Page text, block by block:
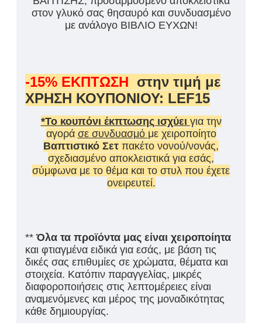
στον γλυκό σας θησαυρό και συνδυασμένο
με ανάλογο ΒΙΒΛΙΟ ΕΥΧΩΝ!
-15% ΕΚΠΤΩΣΗ στην τιμή με
ΧΡΗΣΗ ΚΟΥΠΟΝΙΟΥ: LEF15
*Το κουπόνι έκπτωσης ισχύει για την
αγορά σε συνδυασμό με χειροποίητο
Βαπτιστικό Σετ πακέτο νονού/νονάς,
σχεδιασμένο αποκλειστικά για εσάς,
σύμφωνα με το θέμα και το στυλ που έχετε
ονειρευτεί.
**Όλα τα προϊόντα μας είναι χειροποίητα
και φτιαγμένα ειδικά για εσάς, με βάση τις
δικές σας επιθυμίες σε χρώματα, θέματα και
στοιχεία. Κατόπιν παραγγελίας, μικρές
διαφοροποιήσεις στις λεπτομέρειες είναι
αναμενόμενες και μέρος της μοναδικότητας
κάθε δημιουργίας.